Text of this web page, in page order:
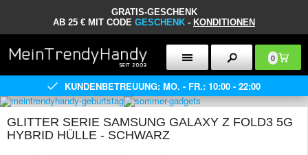
GRATIS-GESCHENK
AB 25 € MIT CODE GESCHENK - KONDITIONEN
0
KUNDENBETREUUNG: MO. - FR.: 10:00 - 22:00
GLITTER SERIE SAMSUNG GALAXY Z FOLD3 5G
HYBRID HÜLLE - SCHWARZ